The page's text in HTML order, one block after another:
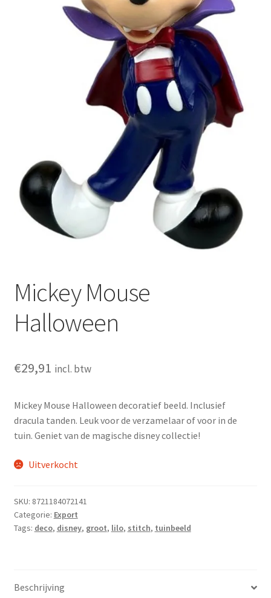
Glasschilderij
Mickey Mouse
Halloween
€29,91 incl. btw
Mickey Mouse Halloween decoratief beeld. Inclusief
dracula tanden. Leuk voor de verzamelaar of voor in de
tuin. Geniet van de magische disney collectie!
Uitverkocht
SKU: 8721184072141
Categorie: Export
Tags: deco, disney, groot, lilo, stitch, tuinbeeld
Beschrijving